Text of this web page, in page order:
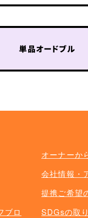
単品オードブル
単品オプション
ブロ
オーナーか
会社情報・
提携ご希望
SDGsの取